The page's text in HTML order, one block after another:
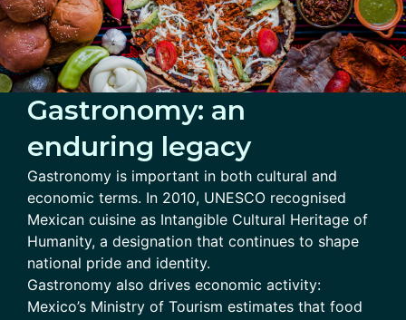
Gastronomy: an
enduring legacy
Gastronomy is important in both cultural and
economic terms. In 2010, UNESCO recognised
Mexican cuisine as Intangible Cultural Heritage of
Humanity, a designation that continues to shape
national pride and identity.
Gastronomy also drives economic activity:
Mexico’s Ministry of Tourism estimates that food